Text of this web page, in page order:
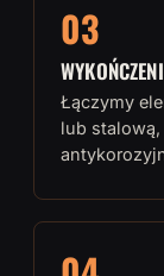
03
Łączymy
lub stalową,